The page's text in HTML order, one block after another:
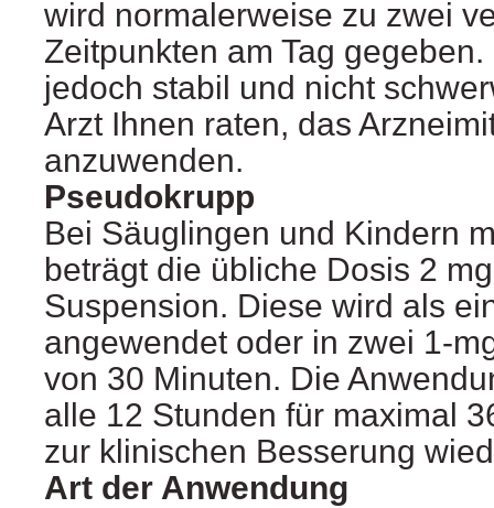
wird normalerweise zu zwei
Zeitpunkten am Tag
jedoch stabil und nicht
Arzt Ihnen raten, das
anzuwenden.
Pseudokrupp
Bei Säuglingen und Kindern
beträgt die übliche Dosis 2
Suspension. Diese wird als
angewendet oder in zwei 1-
von 30 Minuten. Die
alle 12 Stunden für maximal
zur klinischen Besserung
Art der Anwendung